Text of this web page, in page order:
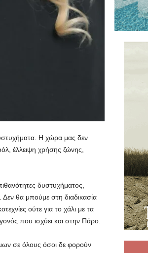
Η χώρα μας δεν
έλλειψη χρήσης ζώνης,
δυστυχήματος,
θα μπούμε στη διαδικασία
ούτε για το χάλι με τα
που ισχύει και στην Πάρο.
σε όλους όσοι δε φορούν